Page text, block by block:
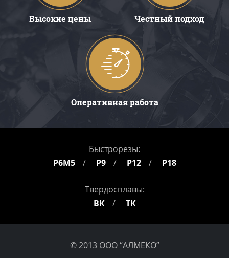
Высокие цены Честный подход
Оперативная работа
Быстрорезы:
Р6М5
Р9 Р12 Р18
Твердосплавы:
ВК
ТК
© 2013 ООО “АЛМЕКО”